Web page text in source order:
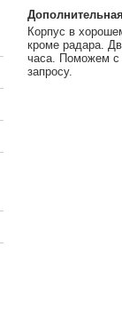
Корпус в
кроме радара.
часа. Поможем с
запросу.